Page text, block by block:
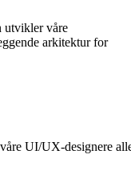
utvikler våre
arkitektur for
UI/UX-designere